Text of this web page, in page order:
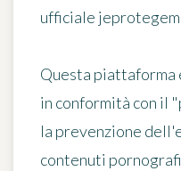
ufficiale
Questa piattaforma
in conformità con il
la prevenzione
contenuti